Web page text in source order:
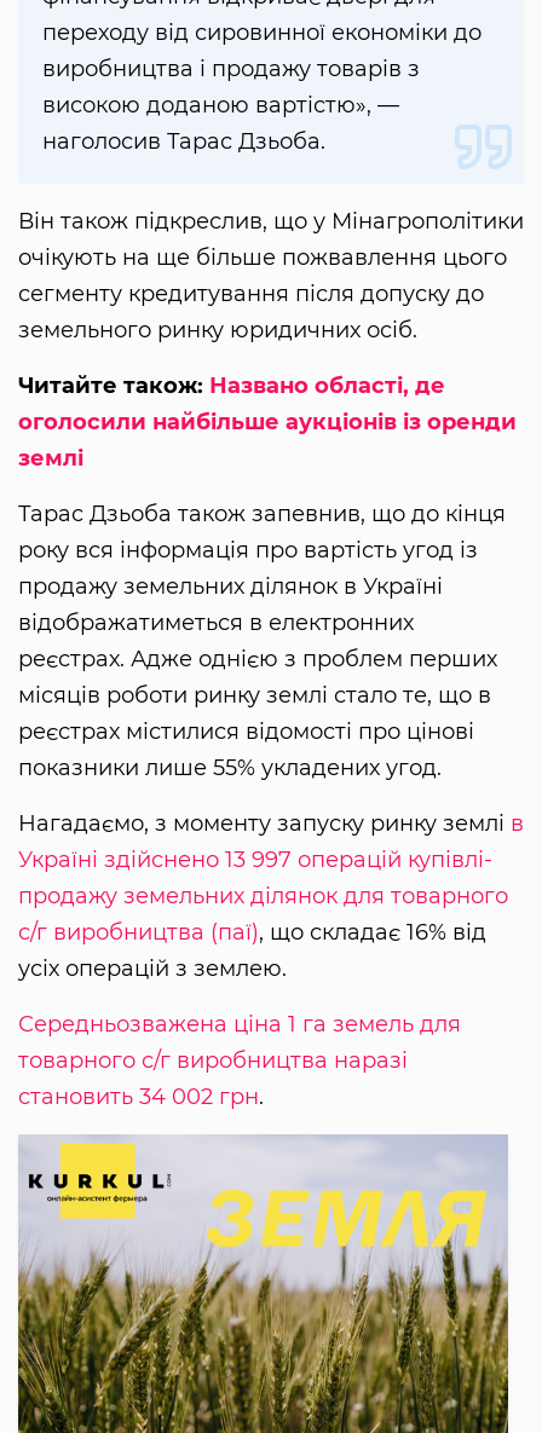
переходу від сировинної економіки до
виробництва і продажу товарів з
високою доданою вартістю», —
наголосив Тарас Дзьоба.
Він також підкреслив, що у Мінагрополітики
очікують на ще більше пожвавлення цього
сегменту кредитування після допуску до
земельного ринку юридичних осіб.
Читайте також: Названо області, де
оголосили найбільше аукціонів із оренди
землі
Тарас Дзьоба також запевнив, що до кінця
року вся інформація про вартість угод із
продажу земельних ділянок в Україні
відображатиметься в електронних
реєстрах. Адже однією з проблем перших
місяців роботи ринку землі стало те, що в
реєстрах містилися відомості про цінові
показники лише 55% укладених угод.
Нагадаємо, з моменту запуску ринку землі в
Україні здійснено 13 997 операцій купівлі-
продажу земельних ділянок для товарного
с/г виробництва (паї), що складає 16% від
усіх операцій з землею.
Середньозважена ціна 1 га земель для
товарного с/г виробництва наразі
становить 34 002 грн.